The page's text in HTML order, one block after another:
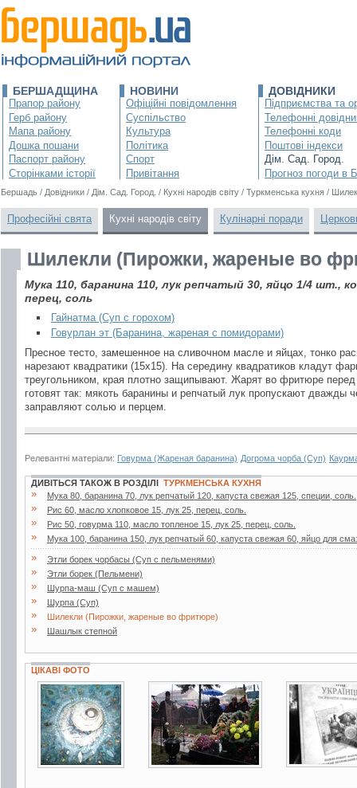
БЕРШАДЩИНА
Прапор району
Герб району
Мапа району
Дошка пошани
Паспорт району
Сторінками історії
НОВИНИ
Офіційні повідомлення
Суспільство
Культура
Політика
Спорт
Привітання
ДОВІДНИКИ
Підприємства та
Телефонні
Телефонні коди
Поштові індекси
Дім. Сад. Город.
Прогноз погоди в
Бершадь / Довідники / Дім. Сад. Город. / Кухні народів світу / Туркменська кухня /
Професійні свята Кухні народів світу Кулінарні поради
Шилекли (Пирожки, жареные во
Мука 110, баранина 110, лук репчатый 30, яйцо 1/4 шт.,
перец, соль
Гайнатма (Суп с горохом)
Говурлан эт (Баранина, жареная с помидорами)
Пресное тесто, замешенное на сливочном масле и яйцах, тонко
нарезают квадратики (15х15). На середину квадратиков кладут
треугольником, края плотно защипывают. Жарят во фритюре
готовят так: мякоть баранины и репчатый лук пропускают дважды
заправляют солью и перцем.
Релевантні матеріали: Говурма (Жареная баранина) Догрома чорба (Суп)
ДИВІТЬСЯ ТАКОЖ В РОЗДІЛІ ТУРКМЕНСЬКА КУХНЯ
» Мука 80, баранина 70, лук репчатый 120, капуста свежая 125, специи, соль.
» Рис 60, масло хлопковое 15, лук 25, перец, соль.
» Рис 50, говурма 110, масло топленое 15, лук 25, перец, соль.
» Мука 100, баранина 150, лук репчатый 60, капуста свежая 60, яйцо для
» Этли борек чорбасы (Суп с пельменями)
» Этли борек (Пельмени)
» Шурпа-маш (Суп с машем)
» Шурпа (Суп)
» Шилекли (Пирожки, жареные во фритюре)
» Шашлык степной
ЦІКАВІ ФОТО
12 фото 10 фото 2 фото